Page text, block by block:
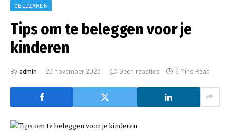
GELDZAKEN
Tips om te beleggen voor je
kinderen
Byadmin 23 november 2023 Geen reacties 6 Mins Read